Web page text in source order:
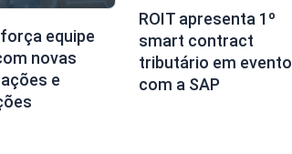
equipe
novas
e
ROIT apresenta 1º
smart contract
tributário em evento
com a SAP